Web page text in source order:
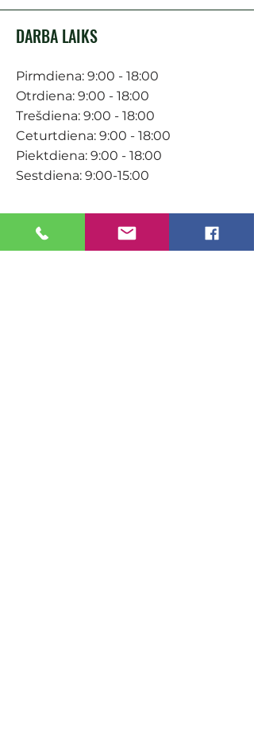
DARBA LAIKS
Pirmdiena: 9:00 - 18:00
Otrdiena: 9:00 - 18:00
Trešdiena: 9:00 - 18:00
Ceturtdiena: 9:00 - 18:00
Piektdiena: 9:00 - 18:00
Sestdiena: 9:00-15:00
KONTAKTI